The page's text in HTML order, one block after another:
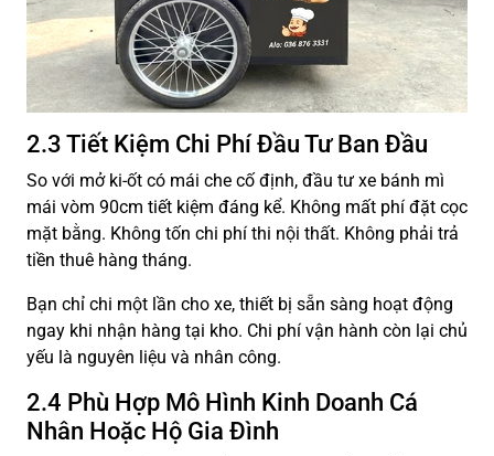
2.3 Tiết Kiệm Chi Phí Đầu Tư Ban Đầu
So với mở ki-ốt có mái che cố định, đầu tư xe bánh mì
mái vòm 90cm tiết kiệm đáng kể. Không mất phí đặt cọc
mặt bằng. Không tốn chi phí thi nội thất. Không phải trả
tiền thuê hàng tháng.
Bạn chỉ chi một lần cho xe, thiết bị sẵn sàng hoạt động
ngay khi nhận hàng tại kho. Chi phí vận hành còn lại chủ
yếu là nguyên liệu và nhân công.
2.4 Phù Hợp Mô Hình Kinh Doanh Cá
Nhân Hoặc Hộ Gia Đình